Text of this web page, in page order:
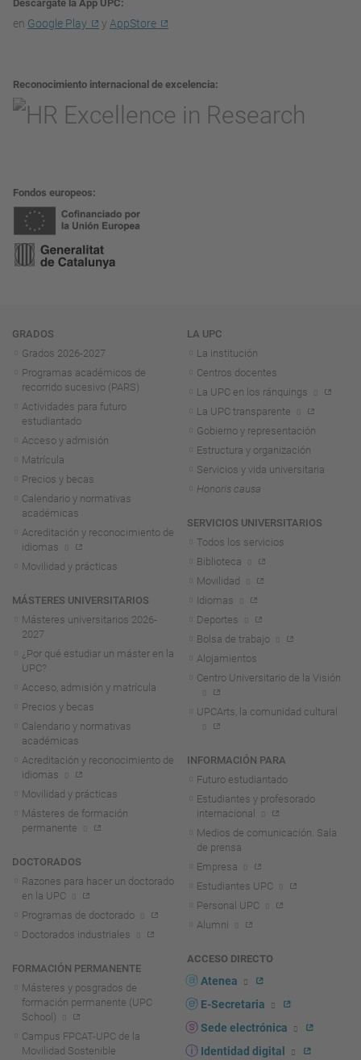
Descárgate la App UPC
en Google Play y AppStore
Reconocimiento internacional de excelencia
Fondos europeos
Navegación
GRADOS
Grados 2026-2027
Programas académicos de
recorrido sucesivo (PARS)
Actividades para futuro
estudiantado
Acceso y admisión
Matrícula
Precios y becas
Calendario y normativas
académicas
Acreditación y reconocimiento de
idiomas
Movilidad y prácticas
MÁSTERES UNIVERSITARIOS
Másteres universitarios 2026-
2027
¿Por qué estudiar un máster en la
UPC?
Acceso, admisión y matrícula
Precios y becas
Calendario y normativas
académicas
Acreditación y reconocimiento de
idiomas
Movilidad y prácticas
Másteres de formación
permanente
DOCTORADOS
Razones para hacer un doctorado
en la UPC
Programas de doctorado
Doctorados industriales
FORMACIÓN PERMANENTE
Másteres y posgrados de
formación permanente (UPC
School)
Campus FPCAT-UPC de la
Movilidad Sostenible
LA UPC
La institución
Centros docentes
La UPC en los ránquings
La UPC transparente
Gobierno y representación
Estructura y organización
Servicios y vida universitaria
Honoris causa
SERVICIOS UNIVERSITARIOS
Todos los servicios
Biblioteca
Movilidad
Idiomas
Deportes
Bolsa de trabajo
Alojamientos
Centro Universitario de la Visión
UPCArts, la comunidad cultural
INFORMACIÓN PARA
Futuro estudiantado
Estudiantes y profesorado
internacional
Medios de comunicación. Sala
de prensa
Empresa
Estudiantes UPC
Personal UPC
Alumni
ACCESO DIRECTO
Atenea
E-Secretaria
Sede electrónica
Identidad digital